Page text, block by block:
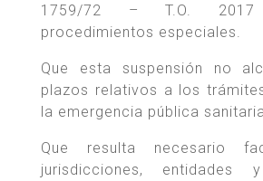
1759/72 – T.O.
procedimientos especiales.
Que esta suspensión no
plazos relativos a los
la emergencia pública
Que resulta necesario
jurisdicciones, entidades